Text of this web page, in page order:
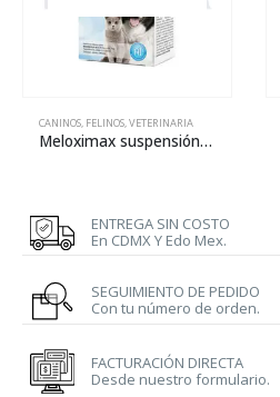
CANINOS, FELINOS,VETERINARIA
Meloximax suspensión – 32 ml
ENTREGA SIN COSTO
En CDMX Y Edo Mex.
SEGUIMIENTO DE PEDIDO
Con tu número de orden.
FACTURACIÓN DIRECTA
Desde nuestro formulario.